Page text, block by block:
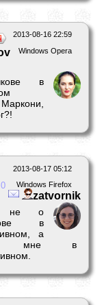
2013-08-16 22:59
Windows Opera
в
2013-08-17 05:12
Windows Firefox
0
zatvornik
не о
в
а
мне в